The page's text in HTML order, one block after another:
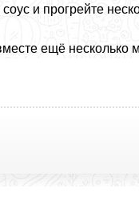
и прогрейте
ещё несколько